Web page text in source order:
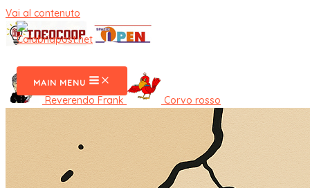
Vai al contenuto
MAIN MENU
Reverendo Frank Corvo rosso